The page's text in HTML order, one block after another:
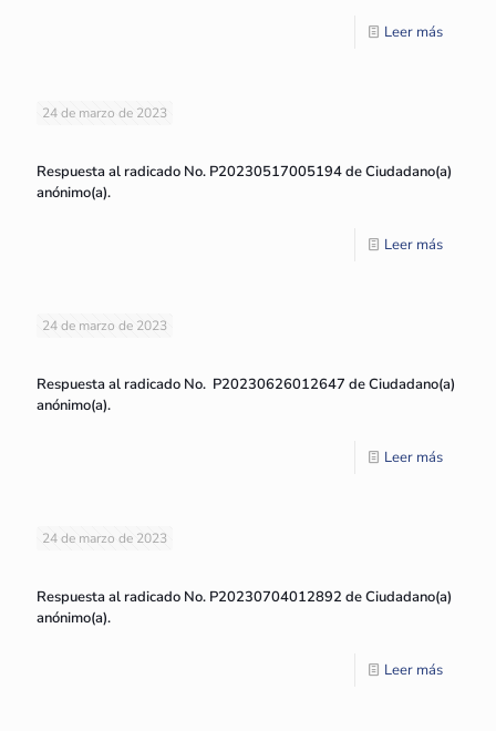
Leer más
24 de marzo de 2023
Respuesta al radicado No. P20230517005194 de Ciudadano(a)
anónimo(a).
Leer más
24 de marzo de 2023
Respuesta al radicado No. P20230626012647 de Ciudadano(a)
anónimo(a).
Leer más
24 de marzo de 2023
Respuesta al radicado No. P20230704012892 de Ciudadano(a)
anónimo(a).
Leer más